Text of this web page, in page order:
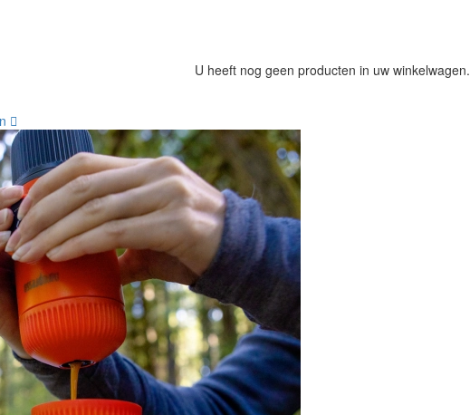
U heeft nog geen producten in uw winkelwagen.